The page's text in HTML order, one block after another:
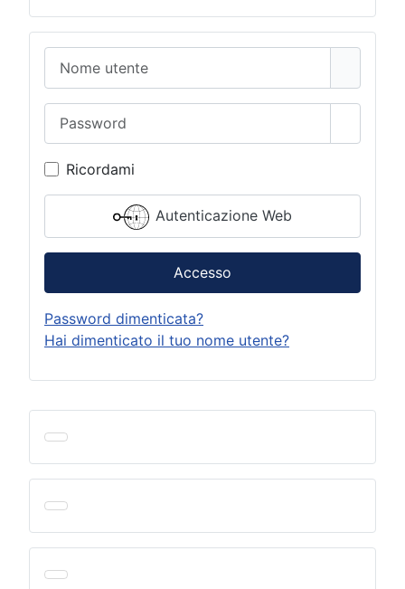
Ricordami
Autenticazione Web
Accesso
Password dimenticata?
Hai dimenticato il tuo nome utente?